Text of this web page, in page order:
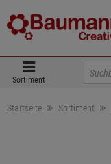
Sortiment
Startseite Sortiment